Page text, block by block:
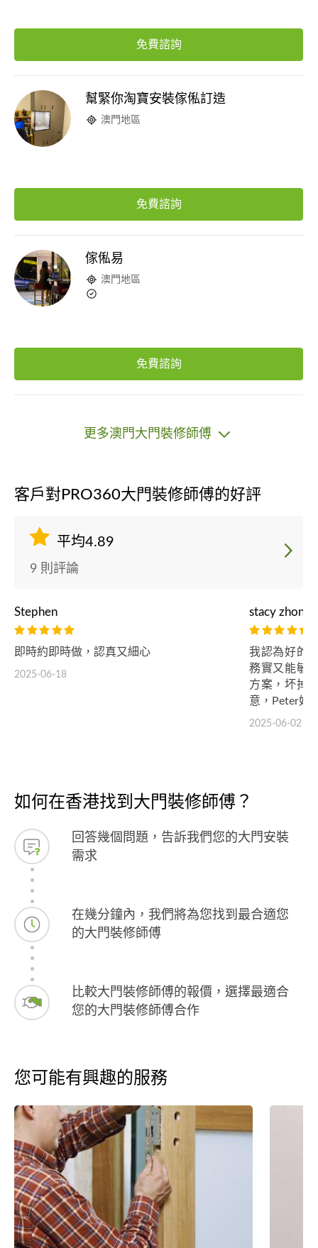
免費諮詢
幫緊你淘寶安裝傢俬訂造
澳門地區
免費諮詢
傢俬易
澳門地區
免費諮詢
更多澳門大門裝修師傅
客戶對PRO360大門裝修師傅的好評
平均4.89
9 則評論
Stephen
即時約即時做，認真又細心
2025-06-18
stacy zhong
我認為好的
務實又能敏
方案，坏掉
意，Peter好棒
2025-06-02
如何在香港找到大門裝修師傅？
回答幾個問題，告訴我們您的大門安裝
需求
在幾分鐘內，我們將為您找到最合適您
的大門裝修師傅
比較大門裝修師傅的報價，選擇最適合
您的大門裝修師傅合作
您可能有興趣的服務